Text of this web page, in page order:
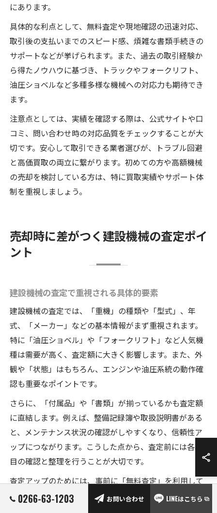
にあります。
具体的な利点として、無料査定や現地確認の迅速対応、
取引後の支払いまでのスピード感、煩雑な書類手続きの
サポートなどが挙げられます。また、過去の取引経験か
ら得たノウハウに基づき、トラックやフォークリフト、
油圧ショベルなど多種多様な機械への対応力も期待でき
ます。
注意点としては、実績を確認する際は、公式サイトや口
コミ、問い合わせ時の対応品質をチェックすることが大
切です。安心して取引できる業者選びが、トラブル回避
と高価買取の両立に繋がります。初めての方や高額機械
の売却を検討している方は、特に買取実績やサポート体
制を重視しましょう。
売却時に差がつく建設機械の査定ポイ
ント
建設機械の査定で重視される具体的要素
建設機械の査定では、「重機」の種類や「型式」、年
式、「メーカー」などの基本情報がまず重視されます。
特に「油圧ショベル」や「フォークリフト」など人気機
種は需要が高く、査定額に大きく影響します。また、外
観や「状態」はもちろん、エンジンや油圧系統の動作確
認も重要なポイントです。
さらに、「付属品」や「書類」が揃っているかも査定額
に直結します。例えば、整備記録簿や取扱説明書がある
と、メンテナンス状況の確認がしやすくなり、信頼性ア
ップにつながります。こうした点から、査定前には各項
目の確認と整理を行うことが大切です。
査定アップのためには、事前に「無料査定」を利用して
現状把握を行うのも有効です。複数社から見積もりを取
0266-63-1203 お問い合わせ LINEはこちら